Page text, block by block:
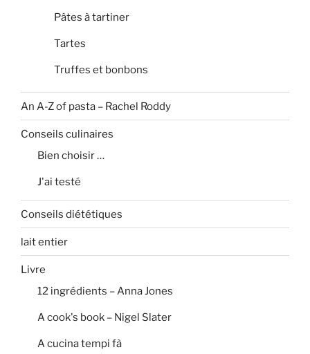
Pâtes à tartiner
Tartes
Truffes et bonbons
An A-Z of pasta – Rachel Roddy
Conseils culinaires
Bien choisir …
J'ai testé
Conseils diététiques
lait entier
Livre
12 ingrédients – Anna Jones
A cook's book – Nigel Slater
A cucina tempi fà